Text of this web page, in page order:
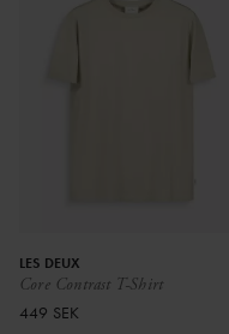
Core Contrast T-Shirt
LES DEUX
449 SEK